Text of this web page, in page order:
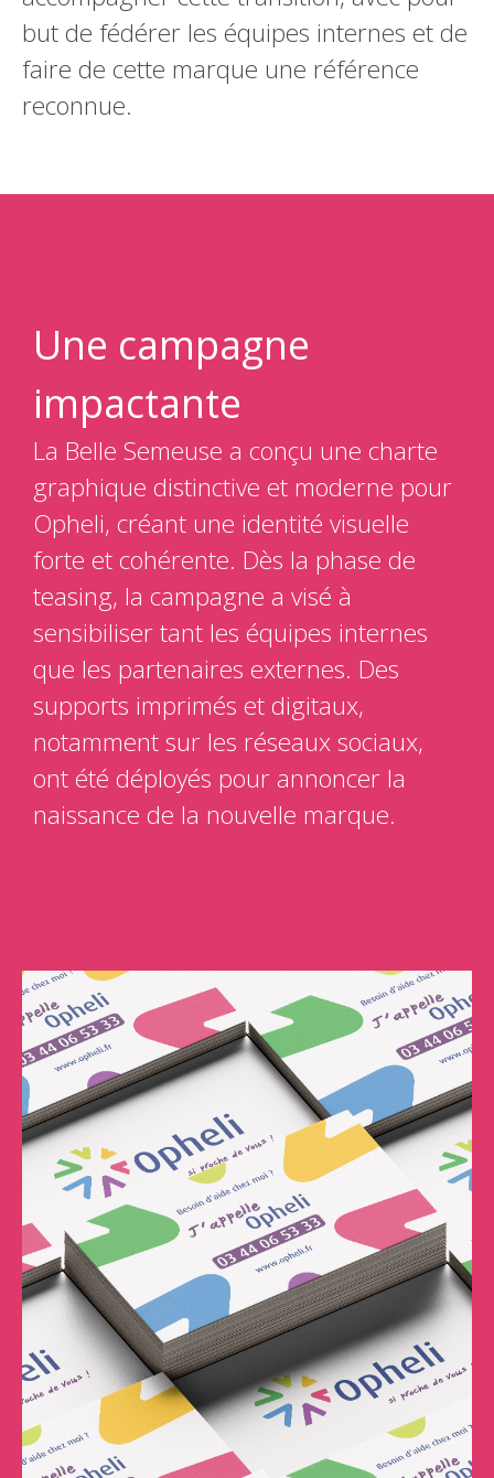
but de fédérer les équipes internes et de
faire de cette marque une référence
reconnue.
Une campagne
impactante
La Belle Semeuse a conçu une charte
graphique distinctive et moderne pour
Opheli, créant une identité visuelle
forte et cohérente. Dès la phase de
teasing, la campagne a visé à
sensibiliser tant les équipes internes
que les partenaires externes. Des
supports imprimés et digitaux,
notamment sur les réseaux sociaux,
ont été déployés pour annoncer la
naissance de la nouvelle marque.